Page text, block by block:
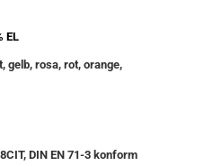
EL
gelb, rosa, rot, orange,
DIN EN 71-3 konform